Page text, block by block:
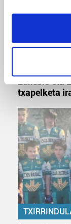
If you allow, we
Collect
meters
Identify
specific
Find out more
Guk eta gure
prozesatzen
teknologia
neurtzeko,
produktuak
erabiltzen
Euxebio eta
txapelketa